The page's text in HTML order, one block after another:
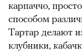
карпаччо,
способом
Тартар делают
клубники,